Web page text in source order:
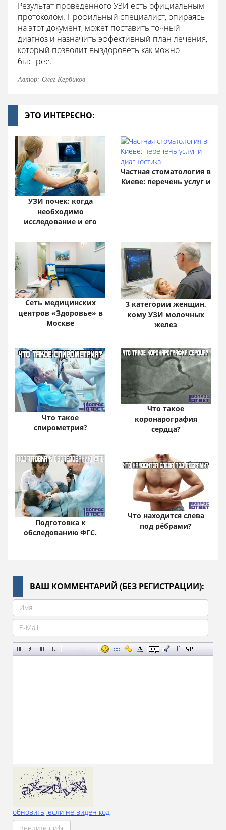
Результат проведенного УЗИ есть официальным
протоколом. Профильный специалист, опираясь
на этот документ, может поставить точный
диагноз и назначить эффективный план лечения,
который позволит выздороветь как можно
быстрее.
Автор: Олег Кербиков
ЭТО ИНТЕРЕСНО:
УЗИ почек: когда
необходимо
исследование и его
Частная стоматология в
Киеве: перечень услуг и
Сеть медицинских
центров «Здоровье» в
Москве
3 категории женщин,
кому УЗИ молочных
желез
Что такое
спирометрия?
Что такое
коронарография
сердца?
Подготовка к
обследованию ФГС.
Что находится слева
под рёбрами?
ВАШ КОММЕНТАРИЙ (БЕЗ РЕГИСТРАЦИИ):
обновить, если не виден код